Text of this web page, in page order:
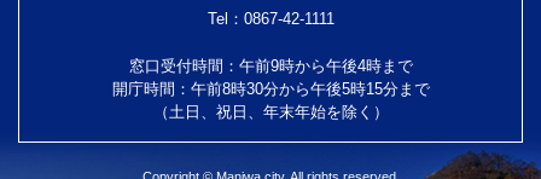
Tel：0867-42-1111
窓口受付時間：午前9時から午後4時まで
開庁時間：午前8時30分から午後5時15分まで
（土日、祝日、年末年始を除く）